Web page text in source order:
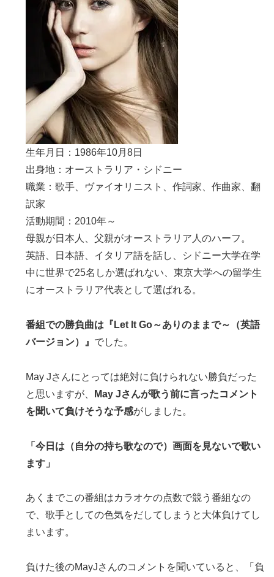
生年月日：1986年10月8日
出身地：オーストラリア・シドニー
職業：歌手、ヴァイオリニスト、作詞家、作曲家、翻
訳家
活動期間：2010年～
母親が日本人、父親がオーストラリア人のハーフ。
英語、日本語、イタリア語を話し、シドニー大学在学
中に世界で25名しか選ばれない、東京大学への留学生
にオーストラリア代表として選ばれる。
番組での勝負曲は 『Let It Go～ありのままで～（英語
バージョン）』 でした。
May Jさんにとっては絶対に負けられない勝負だった
と思いますが、
May Jさんが歌う前に言ったコメント
を聞いて負けそうな予感がしました。
「今日は（自分の持ち歌なので）画面を見ないで歌い
ます」
あくまでこの番組はカラオケの点数で競う番組なの
で、歌手としての色気をだしてしまうと大体負けてし
まいます。
負けた後のMayJさんのコメントを聞いていると、「負